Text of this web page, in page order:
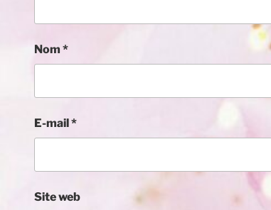
Nom *
E-mail*
Site web